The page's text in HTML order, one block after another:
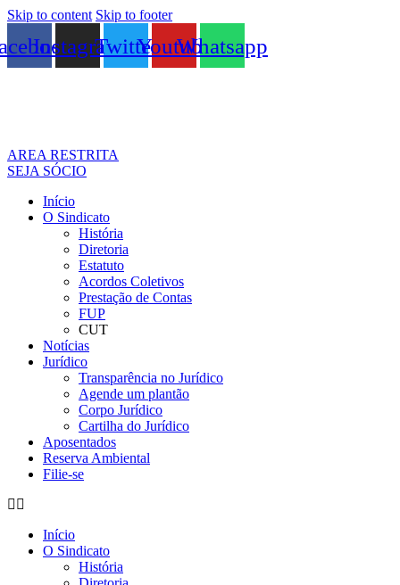
Skip to content Skip to footer
InstagramTwitterYoutubeWhatsapp
AREA RESTRITA
SEJA SÓCIO
Início
O Sindicato
História
Diretoria
Estatuto
Acordos Coletivos
Prestação de Contas
FUP
CUT
Notícias
Jurídico
Transparência no Jurídico
Agende um plantão
Corpo Jurídico
Cartilha do Jurídico
Aposentados
Reserva Ambiental
Filie-se
Início
O Sindicato
História